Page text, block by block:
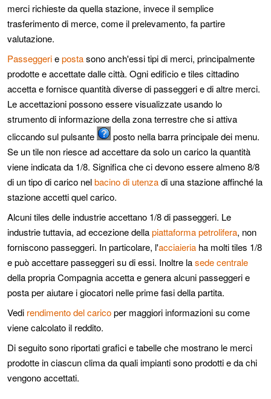
merci richieste da quella stazione, invece il semplice
trasferimento di merce, come il prelevamento, fa partire
valutazione.
Passeggeriepostasono anch'essi tipi di merci, principalmente
prodotte e accettate dalle città. Ogni edificio e tiles cittadino
accetta e fornisce quantità diverse di passeggeri e di altre merci.
Le accettazioni possono essere visualizzate usando lo
strumento di informazione della zona terrestre che si attiva
cliccando sul pulsante
posto nella barra principale dei menu.
Se un tile non riesce ad accettare da solo un carico la quantità
viene indicata da 1/8. Significa che ci devono essere almeno 8/8
di un tipo di carico nelbacino di utenzadi una stazione affinché la
stazione accetti quel carico.
Alcuni tiles delle industrie accettano 1/8 di passeggeri. Le
industrie tuttavia, ad eccezione dellapiattaforma petrolifera, non
forniscono passeggeri. In particolare, l'acciaieria ha molti tiles 1/8
e può accettare passeggeri su di essi. Inoltre lasede centrale
della propria Compagnia accetta e genera alcuni passeggeri e
posta per aiutare i giocatori nelle prime fasi della partita.
Vedi rendimento del caricoper maggiori informazioni su come
viene calcolato il reddito.
Di seguito sono riportati grafici e tabelle che mostrano le merci
prodotte in ciascun clima da quali impianti sono prodotti e da chi
vengono accettati.